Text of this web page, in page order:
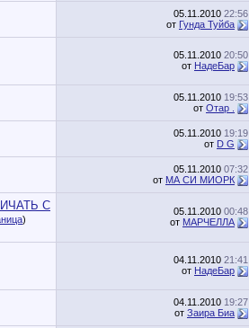
05.11.2010 22:56
от Гунда Туйба
05.11.2010 20:50
от НадеБар
05.11.2010 19:53
от Отар .
05.11.2010 19:19
от D G
05.11.2010 07:32
от МА СИ МИОРК
С
)
05.11.2010 00:48
от МАРЧЕЛЛА
04.11.2010 21:41
от НадеБар
04.11.2010 19:27
от Заира Биа